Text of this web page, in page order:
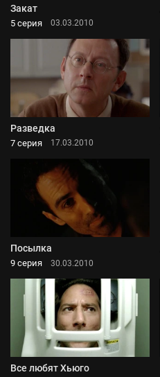
Закат
5 серия 03.03.2010
Разведка
7 серия 17.03.2010
Посылка
9 серия 30.03.2010
Все любят Хьюго